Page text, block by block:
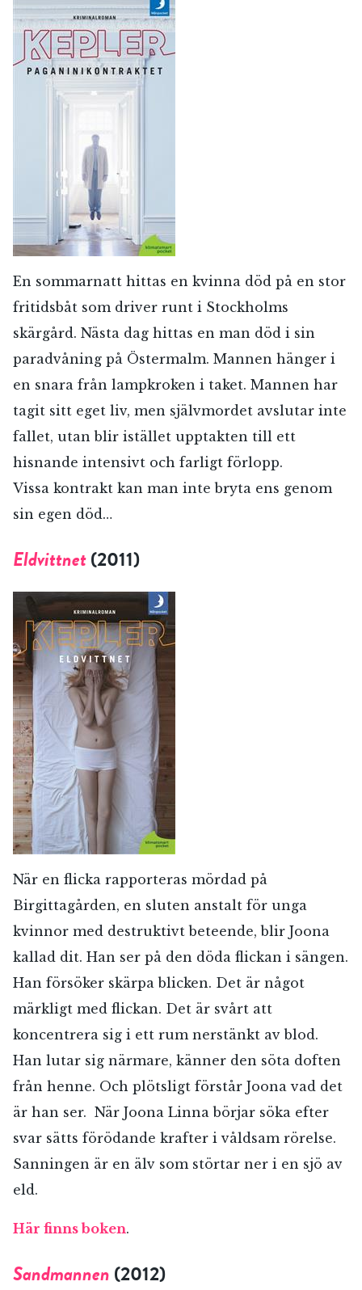
Jag accepterar villkoren.
En sommarnatt hittas en kvinna död på en stor
fritidsbåt som driver runt i Stockholms
skärgård. Nästa dag hittas en man död i sin
paradvåning på Östermalm. Mannen hänger i
en snara från lampkroken i taket. Mannen har
tagit sitt eget liv, men självmordet avslutar inte
fallet, utan blir istället upptakten till ett
hisnande intensivt och farligt förlopp.
Vissa kontrakt kan man inte bryta ens genom
sin egen död…
Eldvittnet(2011)
När en flicka rapporteras mördad på
Birgittagården, en sluten anstalt för unga
kvinnor med destruktivt beteende, blir Joona
kallad dit. Han ser på den döda flickan i sängen.
Han försöker skärpa blicken. Det är något
märkligt med flickan. Det är svårt att
koncentrera sig i ett rum nerstänkt av blod.
Han lutar sig närmare, känner den söta doften
från henne. Och plötsligt förstår Joona vad det
är han ser. När Joona Linna börjar söka efter
svar sätts förödande krafter i våldsam rörelse.
Sanningen är en älv som störtar ner i en sjö av
eld.
Här finns boken.
Sandmannen(2012)